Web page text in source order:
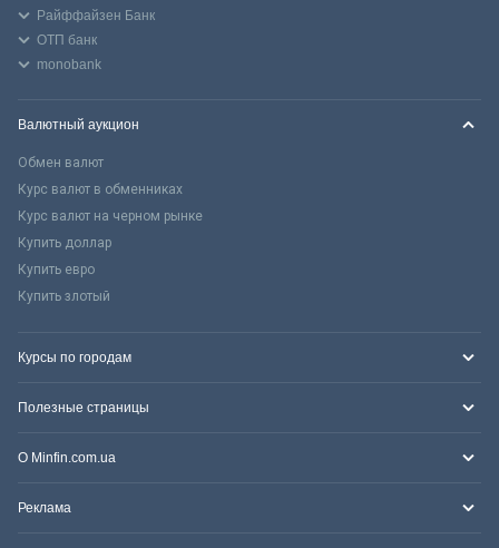
Райффайзен Банк
ОТП банк
monobank
Валютный аукцион
Обмен валют
Курс валют в обменниках
Курс валют на черном рынке
Купить доллар
Купить евро
Купить злотый
Курсы по городам
Полезные страницы
О Minfin.com.ua
Реклама